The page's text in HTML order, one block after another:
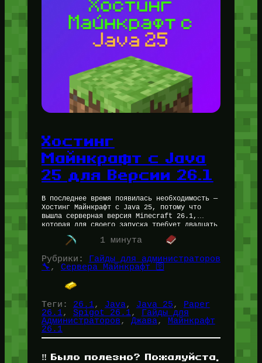
Хостинг
Майнкрафт с Java
25 для Версии 26.1
В последнее время появилась необходимость —
Хостинг Майнкрафт с Java 25, потому что
вышла серверная версия Minecraft 26.1,
которая для своего запуска требует двадцать
пятую джаву. Сегодня Опытный Администратор
1 минута
Рубрики: Гайды для администраторов
🔧 , Сервера Майнкрафт 🛜
Теги: 26.1, Java, Java 25,
Paper
26.1, Spigot 26.1,
Гайды для
Администраторов, Джава,
Майнкрафт
26.1
‼️ Было полезно? Пожалуйста,